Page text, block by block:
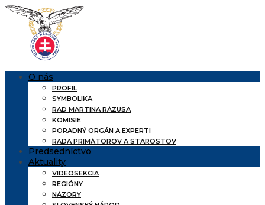
O nás
PROFIL
SYMBOLIKA
RAD MARTINA RÁZUSA
KOMISIE
PORADNÝ ORGÁN A EXPERTI
RADA PRIMÁTOROV A STAROSTOV
Predsedníctvo
Aktuality
VIDEOSEKCIA
REGIÓNY
NÁZORY